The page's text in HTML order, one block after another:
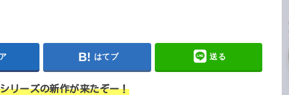
はてブ 送る
リーズの新作が来たぞー！